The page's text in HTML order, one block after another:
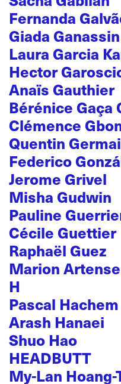
Fernanda
Giada Ganassin
Laura Garcia
Hector
Anaïs Gauthier
Bérénice Gaça
Clémence
Quentin
Federico
Jerome Grivel
Misha Gudwin
Pauline
Cécile Guettier
Raphaël Guez
Marion
H
Pascal Hachem
Arash Hanaei
Shuo Hao
HEADBUTT
My-Lan Hoang-